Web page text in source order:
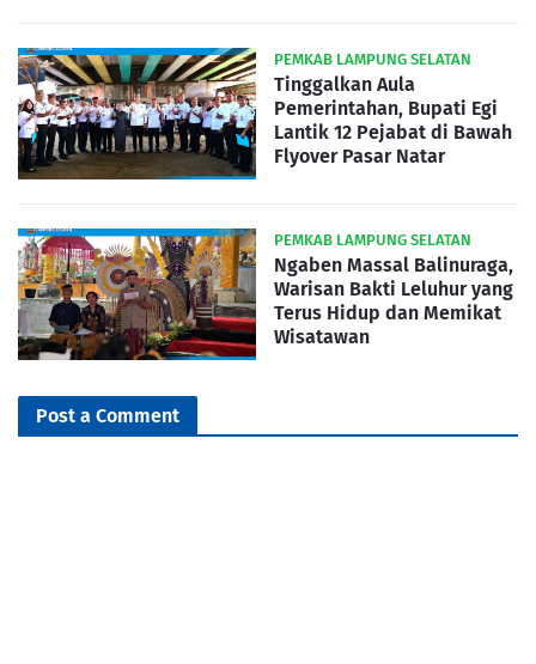
PEMKAB LAMPUNG SELATAN
Tinggalkan Aula
Pemerintahan, Bupati Egi
Lantik 12 Pejabat di Bawah
Flyover Pasar Natar
PEMKAB LAMPUNG SELATAN
Ngaben Massal Balinuraga,
Warisan Bakti Leluhur yang
Terus Hidup dan Memikat
Wisatawan
Post a Comment